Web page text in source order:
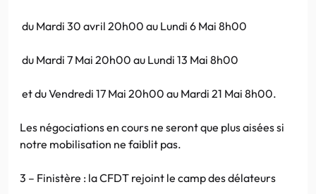
du Mardi 30 avril 20h00 au Lundi 6 Mai 8h00
du Mardi 7 Mai 20h00 au Lundi 13 Mai 8h00
et du Vendredi 17 Mai 20h00 au Mardi 21 Mai 8h00.
Les négociations en cours ne seront que plus aisées si
notre mobilisation ne faiblit pas.
3 – Finistère : la CFDT rejoint le camp des délateurs